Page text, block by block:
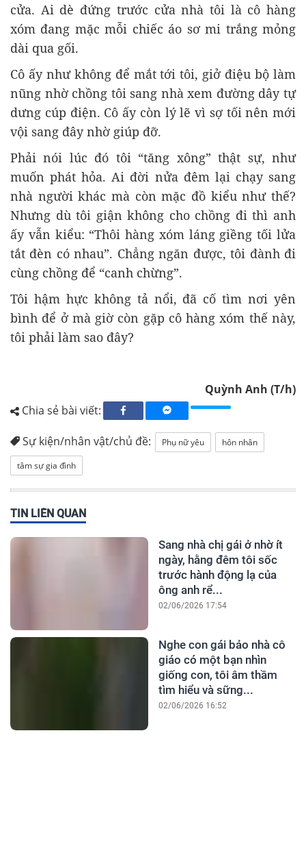
cửa. Ai dè đứng trước cửa nhà tôi là cô hàng
xóm đang mặc mỗi chiếc áo sơ mi trắng mỏng
dài qua gối.
Cô ấy như không để mắt tới tôi, giở điệu bộ làm
nũng nhờ chồng tôi sang nhà xem đường dây tự
dưng cúp điện. Cô ấy còn lý lẽ vì sợ tối nên mới
vội sang đây nhờ giúp đỡ.
Phải nói lúc đó tôi “tăng xông” thật sự, như
muốn phát hỏa. Ai đời nửa đêm lại chạy sang
nhà người khác mà còn mặc đồ kiểu như thế?
Nhưng dù tôi giận không cho chồng đi thì anh
ấy vẫn kiểu: “Thôi hàng xóm láng giềng tối lửa
tắt đèn có nhau”. Chẳng ngăn được, tôi đành đi
cùng chồng để “canh chừng”.
Tôi hậm hực không tả nổi, đã cố tìm nơi yên
bình để ở mà giờ còn gặp cô hàng xóm thế này,
tôi phải làm sao đây?
Quỳnh Anh (T/h)
Chia sẻ bài viết:
Sự kiện/nhân vật/chủ đề: Phụ nữ yêu
hôn nhân
tâm sự gia đình
TIN LIÊN QUAN
Sang nhà chị gái ở nhờ ít
ngày, hằng đêm tôi sốc
trước hành động lạ của
ông anh rể...
02/06/2026 17:54
Nghe con gái bảo nhà cô
giáo có một bạn nhìn
giống con, tôi âm thầm
tìm hiểu và sững...
02/06/2026 16:52